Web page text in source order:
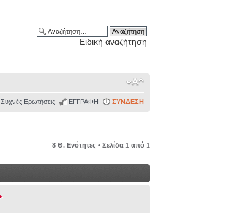
Ειδική αναζήτηση
Συχνές Ερωτήσεις ΕΓΓΡΑΦΗ ΣΥΝΔΕΣΗ
8 Θ. Ενότητες • Σελίδα 1 από 1